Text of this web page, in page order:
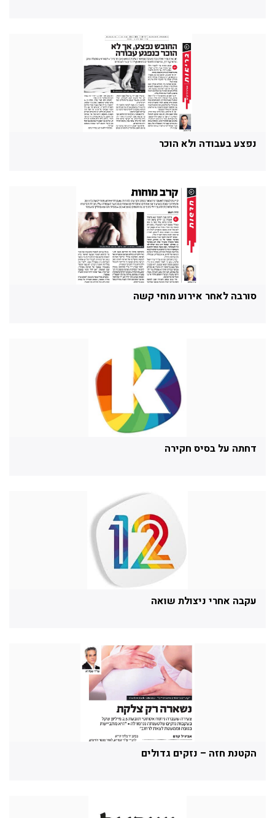
נפצע בעבודה ולא הוכר
סורבה לאחר אירוע מוחי קשה
דחתה על בסיס חקירה
עקבה אחרי ניצולת שואה
הקטנת חזה – נזקים גדולים